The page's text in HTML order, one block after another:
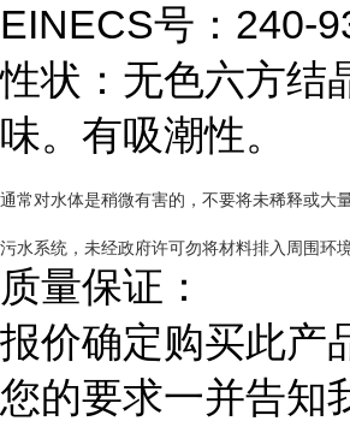
EINECS号：240-
性状：无色六方结
味。有吸潮性。
通常对水体是稍微有害的，不要将未稀释或大
污水系统，未经政府许可勿将材料排入周围环
质量保证：
报价确定购买此产
您的要求一并告知